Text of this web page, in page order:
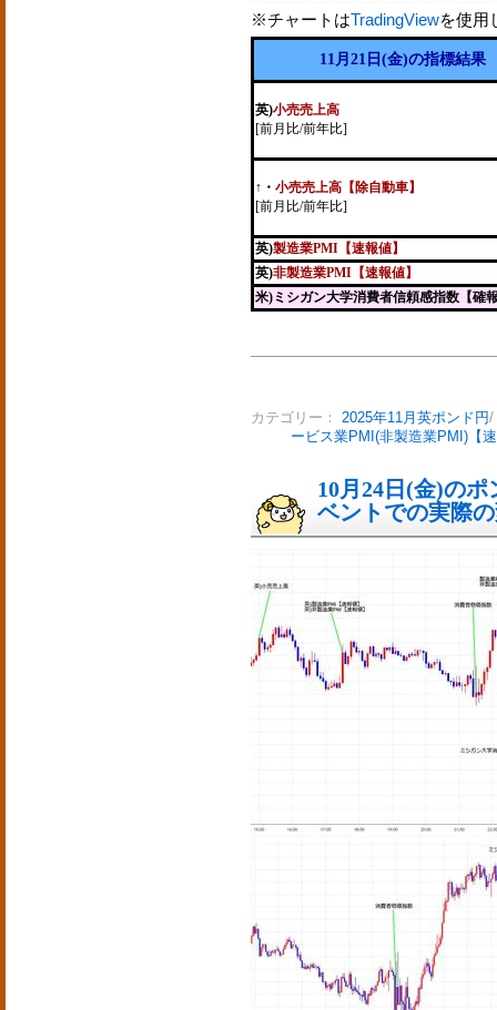
※チャートはTradingViewを使用
11月21日(金)の指標結果
英)小売売上高
[前月比/前年比]
↑ ・ 小売売上高【除自動車】
[前月比/前年比]
英)製造業PMI【速報値】
英)非製造業PMI【速報値】
米)ミシガン大学消費者信頼感指数【確
カテゴリー： 2025年11月英ポンド円/
ービス業PMI(非製造業PMI)【
10月24日(金)の
ベントでの実際